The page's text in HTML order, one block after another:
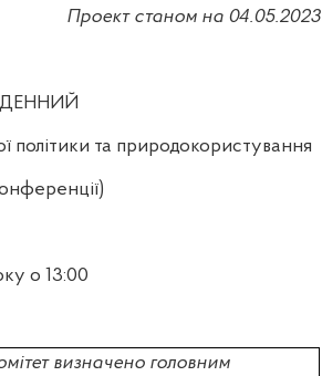
Проект станом на 04.05.2023
політики та природокористування
о 13:00
визначено головним